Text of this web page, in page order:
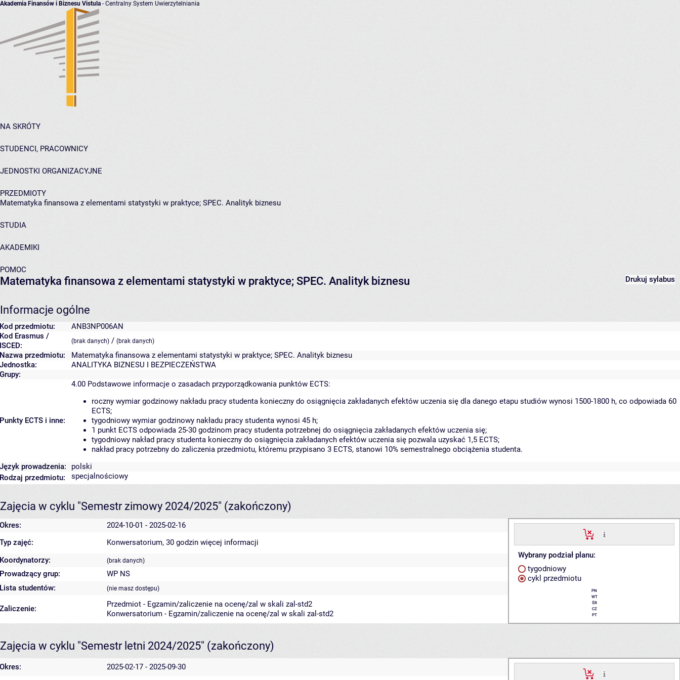
Akademia Finansów i Biznesu Vistula - Centralny System Uwierzytelniania
NA SKRÓTY
STUDENCI, PRACOWNICY
JEDNOSTKI ORGANIZACYJNE
PRZEDMIOTY
Matematyka finansowa z elementami statystyki w praktyce; SPEC. Analityk biznesu
STUDIA
AKADEMIKI
POMOC
Drukuj sylabus
Matematyka finansowa z elementami statystyki w praktyce; SPEC. Analityk biznesu
Informacje ogólne
Kod przedmiotu:
ANB3NP006AN
Kod Erasmus /
ISCED:
(brak danych) / (brak danych)
Nazwa przedmiotu:
Matematyka finansowa z elementami statystyki w praktyce; SPEC. Analityk biznesu
Jednostka:
ANALITYKA BIZNESU I BEZPIECZEŃSTWA
Grupy:
Punkty ECTS i inne:
4.00 Podstawowe informacje o zasadach przyporządkowania punktów ECTS:
roczny wymiar godzinowy nakładu pracy studenta konieczny do osiągnięcia zakładanych efektów uczenia się dla danego etapu studiów wynosi 1500-1800 h, co odpowiada 60
ECTS;
tygodniowy wymiar godzinowy nakładu pracy studenta wynosi 45 h;
1 punkt ECTS odpowiada 25-30 godzinom pracy studenta potrzebnej do osiągnięcia zakładanych efektów uczenia się;
tygodniowy nakład pracy studenta konieczny do osiągnięcia zakładanych efektów uczenia się pozwala uzyskać 1,5 ECTS;
nakład pracy potrzebny do zaliczenia przedmiotu, któremu przypisano 3 ECTS, stanowi 10% semestralnego obciążenia studenta.
Język prowadzenia:
polski
Rodzaj przedmiotu:
specjalnościowy
Zajęcia w cyklu "Semestr zimowy 2024/2025" (zakończony)
Okres: 2024-10-01 - 2025-02-16
Wybrany podział planu:
tygodniowy
cykl przedmiotu
PN
WT
ŚR
CZ
PT
Typ zajęć: Konwersatorium, 30 godzin więcej informacji
Koordynatorzy:
(brak danych)
Prowadzący grup:
WP NS
Lista studentów:
(nie masz dostępu)
Zaliczenie:
Przedmiot - Egzamin/zaliczenie na ocenę/zal w skali zal-std2
Konwersatorium - Egzamin/zaliczenie na ocenę/zal w skali zal-std2
Zajęcia w cyklu "Semestr letni 2024/2025" (zakończony)
Okres: 2025-02-17 - 2025-09-30